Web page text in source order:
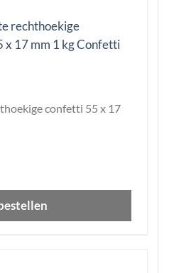
confetti 55 x 17